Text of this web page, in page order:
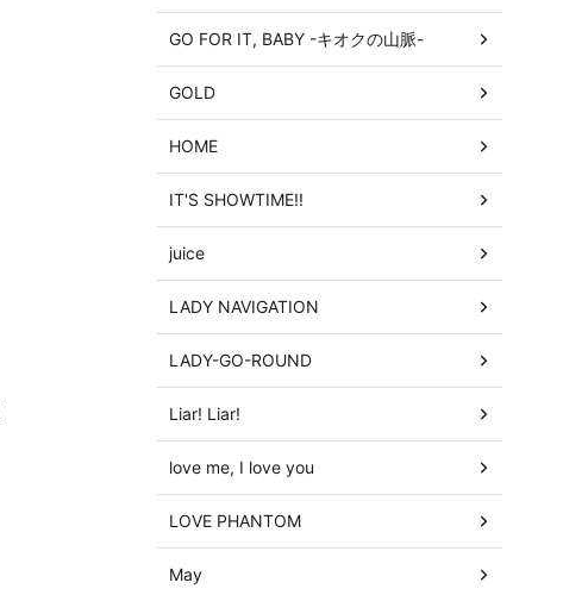
GO FOR IT, BABY -キオクの山脈-
GOLD
HOME
IT'S SHOWTIME!!
juice
LADY NAVIGATION
LADY-GO-ROUND
Liar! Liar!
love me, I love you
LOVE PHANTOM
May